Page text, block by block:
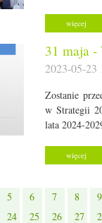
więcej
31 maja
2023-05-23
Zostanie
w Strategii
lata 2024-
więcej
5 6 7 8 9
24 25 26 27